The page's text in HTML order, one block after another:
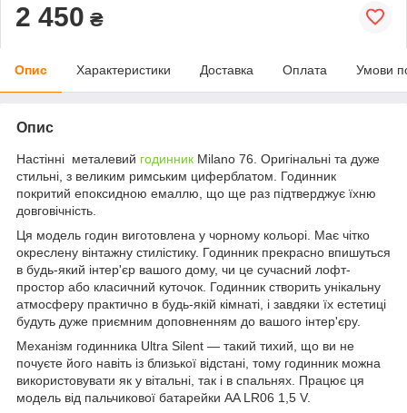
2 450 ₴
Опис Характеристики Доставка Оплата Умови
Опис
Настінні металевий годинник Milano 76. Оригінальні та дуже
стильні, з великим римським циферблатом. Годинник
покритий епоксидною емаллю, що ще раз підтверджує їхню
довговічність.
Ця модель годин виготовлена у чорному кольорі. Має чітко
окреслену вінтажну стилістику. Годинник прекрасно впишуться
в будь-який інтер'єр вашого дому, чи це сучасний лофт-
простор або класичний куточок. Годинник створить унікальну
атмосферу практично в будь-якій кімнаті, і завдяки їх естетиці
будуть дуже приємним доповненням до вашого інтер'єру.
Механізм годинника Ultra Silent — такий тихий, що ви не
почуєте його навіть із близької відстані, тому годинник можна
використовувати як у вітальні, так і в спальнях. Працює ця
модель від пальчикової батарейки AA LR06 1,5 V.